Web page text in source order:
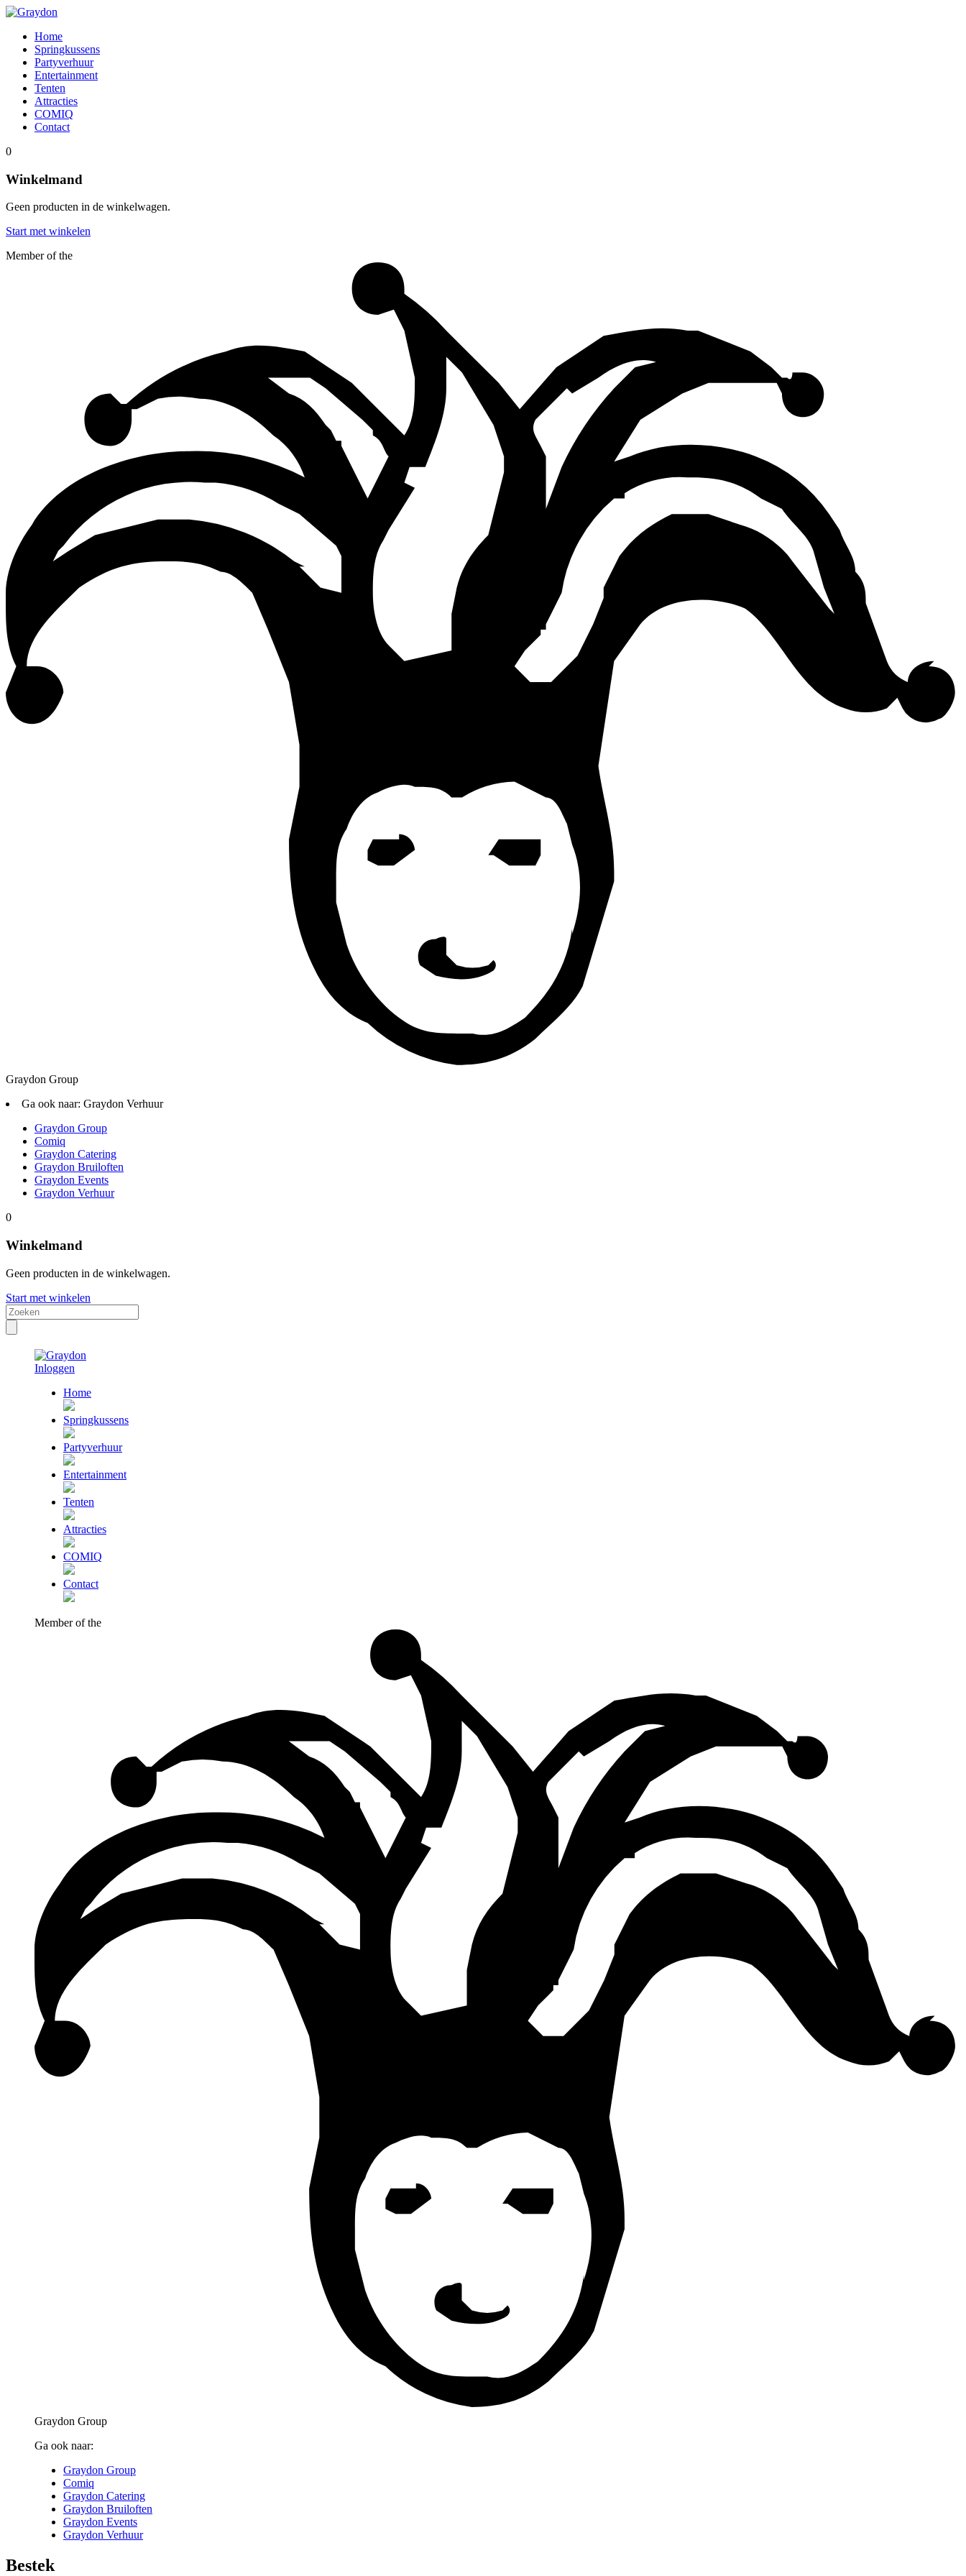
Home
Springkussens
Partyverhuur
Entertainment
Tenten
Attracties
COMIQ
Contact
0
Winkelmand
Geen producten in de winkelwagen.
Start met winkelen
Member of the
Graydon Group
Ga ook naar: Graydon Verhuur
Graydon Group
Comiq
Graydon Catering
Graydon Bruiloften
Graydon Events
Graydon Verhuur
0
Winkelmand
Geen producten in de winkelwagen.
Start met winkelen
Inloggen
Home
Springkussens
Partyverhuur
Entertainment
Tenten
Attracties
COMIQ
Contact
Member of the
Graydon Group
Ga ook naar:
Graydon Group
Comiq
Graydon Catering
Graydon Bruiloften
Graydon Events
Graydon Verhuur
Bestek